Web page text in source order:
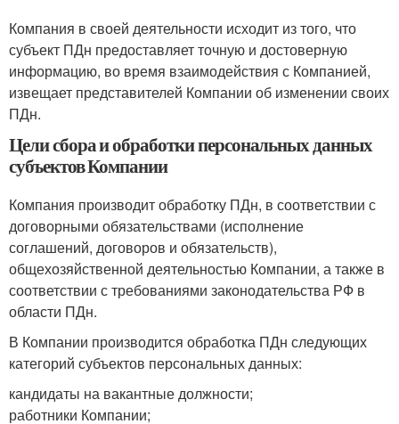
Компания в своей деятельности исходит из того, что
субъект ПДн предоставляет точную и достоверную
информацию, во время взаимодействия с Компанией,
извещает представителей Компании об изменении своих
ПДн.
Цели сбора и обработки персональных данных
субъектов Компании
Компания производит обработку ПДн, в соответствии с
договорными обязательствами (исполнение
соглашений, договоров и обязательств),
общехозяйственной деятельностью Компании, а также в
соответствии с требованиями законодательства РФ в
области ПДн.
В Компании производится обработка ПДн следующих
категорий субъектов персональных данных:
кандидаты на вакантные должности;
работники Компании;